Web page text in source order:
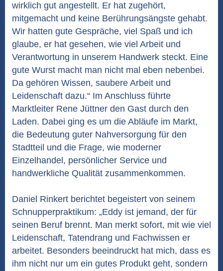
wirklich gut angestellt. Er hat zugehört,
mitgemacht und keine Berührungsängste gehabt.
Wir hatten gute Gespräche, viel Spaß und ich
glaube, er hat gesehen, wie viel Arbeit und
Verantwortung in unserem Handwerk steckt. Eine
gute Wurst macht man nicht mal eben nebenbei.
Da gehören Wissen, saubere Arbeit und
Leidenschaft dazu.“ Im Anschluss führte
Marktleiter Rene Jüttner den Gast durch den
Laden. Dabei ging es um die Abläufe im Markt,
die Bedeutung guter Nahversorgung für den
Stadtteil und die Frage, wie moderner
Einzelhandel, persönlicher Service und
handwerkliche Qualität zusammenkommen.
Daniel Rinkert berichtet begeistert von seinem
Schnupperpraktikum: „Eddy ist jemand, der für
seinen Beruf brennt. Man merkt sofort, mit wie viel
Leidenschaft, Tatendrang und Fachwissen er
arbeitet. Besonders beeindruckt hat mich, dass es
ihm nicht nur um ein gutes Produkt geht, sondern